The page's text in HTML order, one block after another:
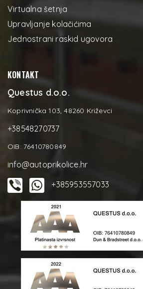
Virtualna šetnja
Upravljanje kolačićima
Jednostrani raskid ugovora
KONTAKT
Questus d.o.o.
Koprivnička 103, 48260 Križevci
+38548270737
OIB: 76410780849
info@autoprikolice.hr
+385953557033